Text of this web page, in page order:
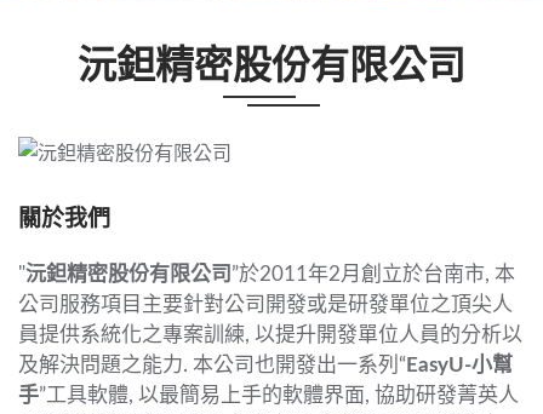
免費刊登沅鉭精密股份有限公司
關於我們
"沅鉭精密股份有限公司 ”於2011年2月創立於台南市, 本
公司服務項目主要針對公司開發或是研發單位之頂尖人
員提供系統化之專案訓練, 以提升開發單位人員的分析以
及解決問題之能力. 本公司也開發出一系列“ EasyU-小幫
手”工具軟體, 以最簡易上手的軟體界面, 協助研發菁英人